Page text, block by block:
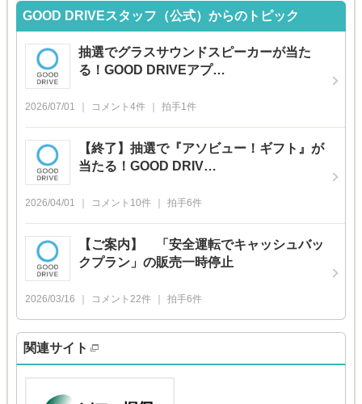
GOOD DRIVEスタッフ（公式）からのトピック
抽選でグラスサウンドスピーカーが当た
る！GOOD DRIVEアプ…
2026/07/01 コメント 4件 拍手1件
【終了】抽選で『アソビュー！ギフト』が
当たる！GOOD DRIV…
2026/04/01 コメント 10件 拍手6件
【ご案内】 「安全運転でキャッシュバッ
クプラン」の販売一時停止
2026/03/16 コメント 22件 拍手6件
関連サイト